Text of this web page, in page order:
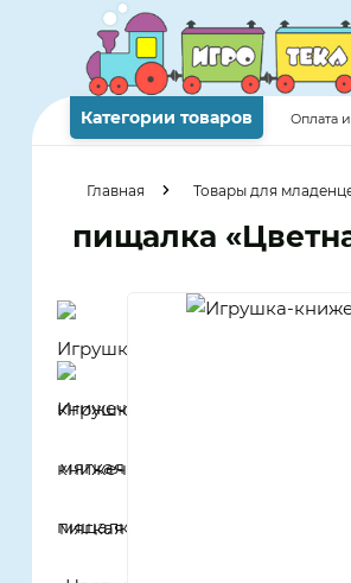
Категории товаров Оплата
Главная Товары для
пищалка